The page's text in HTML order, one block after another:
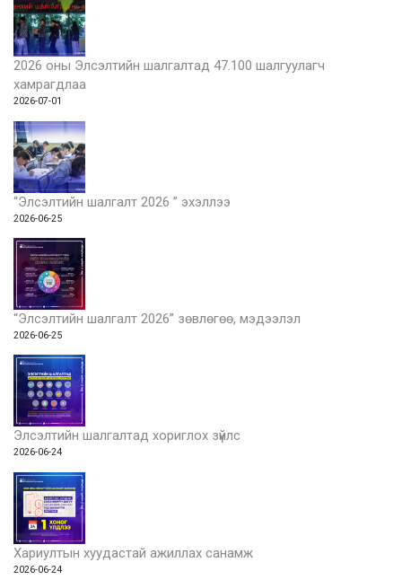
2026 оны Элсэлтийн шалгалтад 47.100 шалгуулагч
хамрагдлаа
2026-07-01
“Элсэлтийн шалгалт 2026 ” эхэллээ
2026-06-25
“Элсэлтийн шалгалт 2026” зөвлөгөө, мэдээлэл
2026-06-25
Элсэлтийн шалгалтад хориглох зүйлс
2026-06-24
Хариултын хуудастай ажиллах санамж
2026-06-24